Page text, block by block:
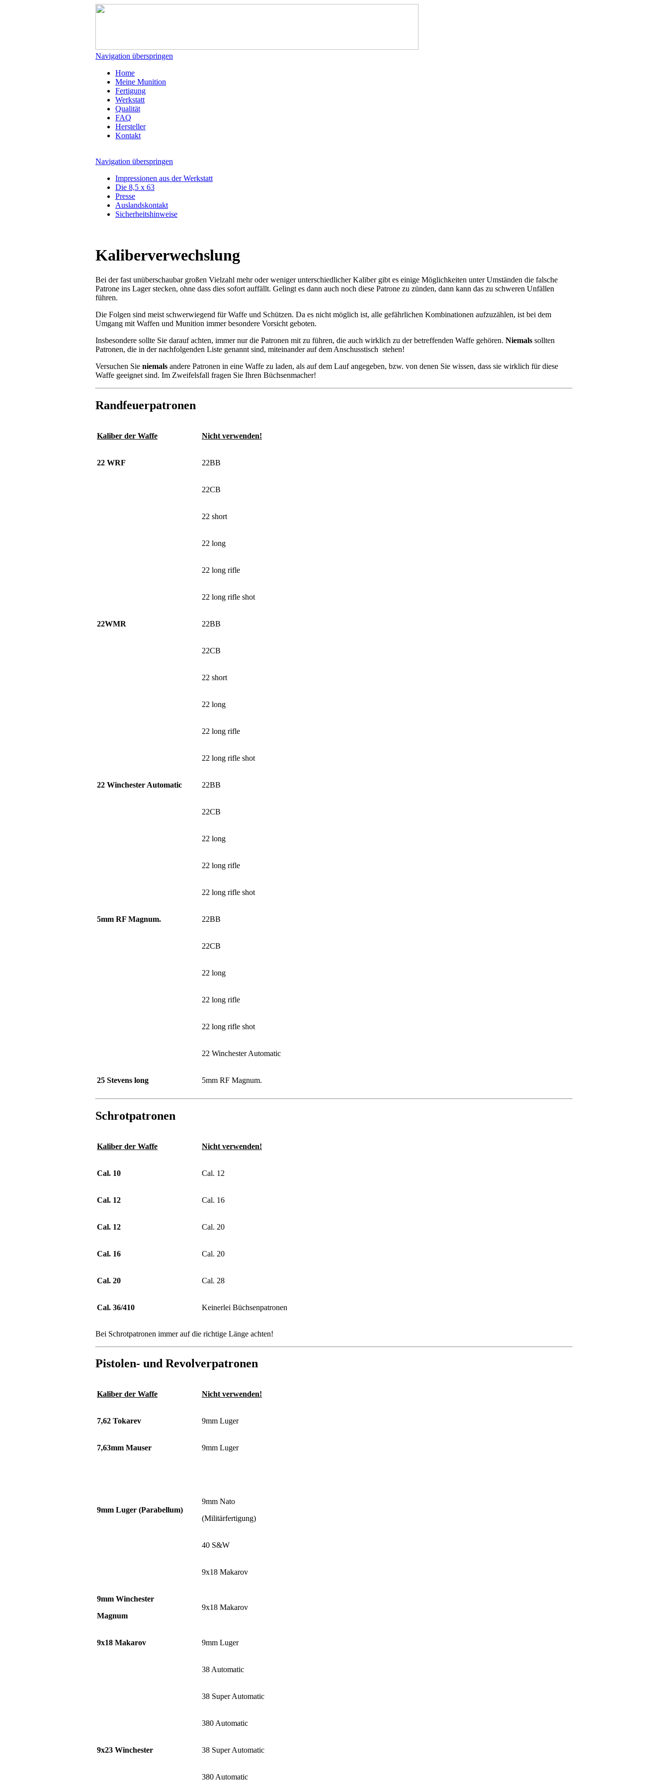
Navigation überspringen
Home
Meine Munition
Fertigung
Werkstatt
Qualität
FAQ
Hersteller
Kontakt
Navigation überspringen
Impressionen aus der Werkstatt
Die 8,5 x 63
Presse
Auslandskontakt
Sicherheitshinweise
Kaliberverwechslung
Bei der fast unüberschaubar großen Vielzahl mehr oder weniger unterschiedlicher Kaliber gibt es einige Möglichkeiten unter Umständen die falsche
Patrone ins Lager stecken, ohne dass dies sofort auffällt. Gelingt es dann auch noch diese Patrone zu zünden, dann kann das zu schweren Unfällen
führen.
Die Folgen sind meist schwerwiegend für Waffe und Schützen. Da es nicht möglich ist, alle gefährlichen Kombinationen aufzuzählen, ist bei dem
Umgang mit Waffen und Munition immer besondere Vorsicht geboten.
Insbesondere sollte Sie darauf achten, immer nur die Patronen mit zu führen, die auch wirklich zu der betreffenden Waffe gehören. Niemals sollten
Patronen, die in der nachfolgenden Liste genannt sind, miteinander auf dem Anschusstisch stehen!
Versuchen Sie niemals andere Patronen in eine Waffe zu laden, als auf dem Lauf angegeben, bzw. von denen Sie wissen, dass sie wirklich für diese
Waffe geeignet sind. Im Zweifelsfall fragen Sie Ihren Büchsenmacher!
Randfeuerpatronen
Kaliber der Waffe Nicht verwenden!
22 WRF 22BB
22CB
22 short
22 long
22 long rifle
22 long rifle shot
22WMR 22BB
22CB
22 short
22 long
22 long rifle
22 long rifle shot
22 Winchester Automatic 22BB
22CB
22 long
22 long rifle
22 long rifle shot
5mm RF Magnum. 22BB
22CB
22 long
22 long rifle
22 long rifle shot
22 Winchester Automatic
25 Stevens long 5mm RF Magnum.
Schrotpatronen
Kaliber der Waffe Nicht verwenden!
Cal. 10 Cal. 12
Cal. 12 Cal. 16
Cal. 12 Cal. 20
Cal. 16 Cal. 20
Cal. 20 Cal. 28
Cal. 36/410 Keinerlei Büchsenpatronen
Bei Schrotpatronen immer auf die richtige Länge achten!
Pistolen- und Revolverpatronen
Kaliber der Waffe Nicht verwenden!
7,62 Tokarev 9mm Luger
7,63mm Mauser 9mm Luger
9mm Luger (Parabellum)
9mm Nato
(Militärfertigung)
40 S&W
9x18 Makarov
9mm Winchester
Magnum
9x18 Makarov
9x18 Makarov 9mm Luger
38 Automatic
38 Super Automatic
380 Automatic
9x23 Winchester 38 Super Automatic
380 Automatic